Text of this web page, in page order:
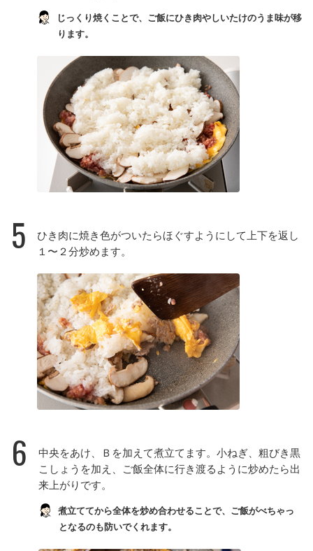
じっくり焼くことで、ご飯にひき肉やしいたけのうま味が移
ります。
5
ひき肉に焼き色がついたらほぐすようにして上下を返し
１〜２分炒めます。
6
中央をあけ、Ｂを加えて煮立てます。小ねぎ、粗びき黒
こしょうを加え、ご飯全体に行き渡るように炒めたら出
来上がりです。
煮立ててから全体を炒め合わせることで、ご飯がべちゃっ
となるのも防いでくれます。